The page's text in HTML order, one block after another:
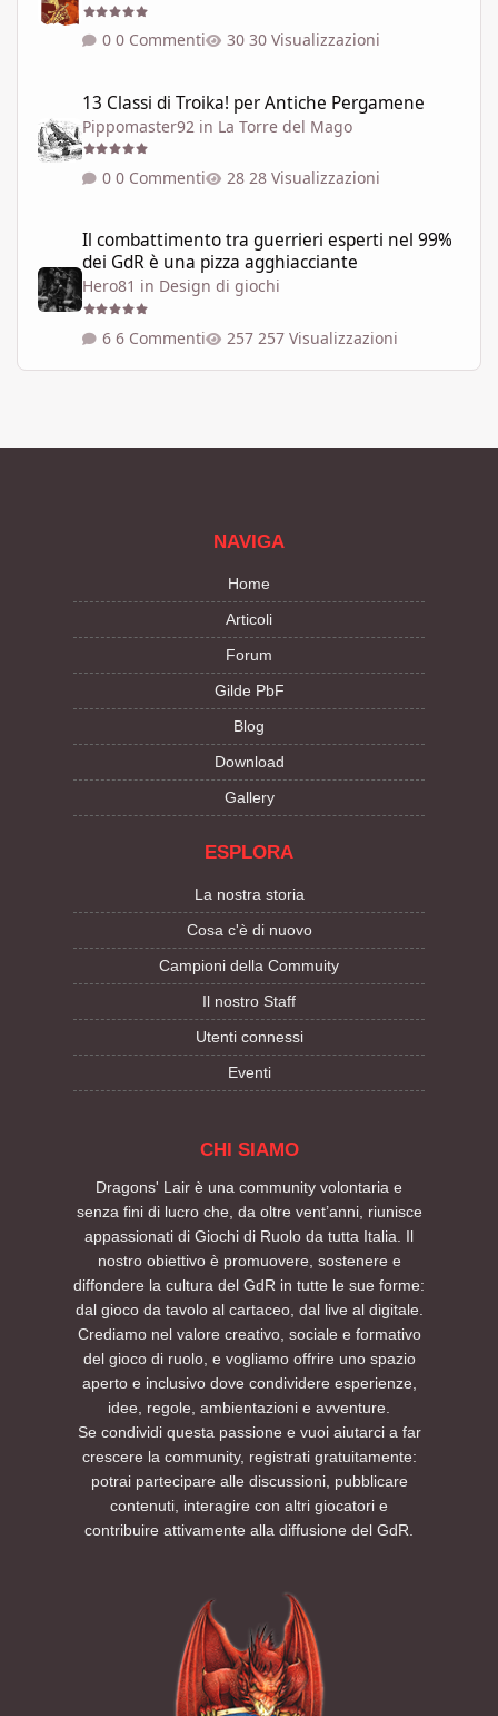
0 Commenti 30 Visualizzazioni
13 Classi di Troika! per Antiche Pergamene
Pippomaster92 in La Torre del Mago
0 Commenti 28 Visualizzazioni
Il combattimento tra guerrieri esperti nel 99%
dei GdR è una pizza agghiacciante
Hero81 in Design di giochi
6 Commenti 257 Visualizzazioni
NAVIGA
Home
Articoli
Forum
Gilde PbF
Blog
Download
Gallery
ESPLORA
La nostra storia
Cosa c'è di nuovo
Campioni della Commuity
Il nostro Staff
Utenti connessi
Eventi
CHI SIAMO
Dragons' Lair è una community volontaria e
senza fini di lucro che, da oltre vent’anni, riunisce
appassionati di Giochi di Ruolo da tutta Italia. Il
nostro obiettivo è promuovere, sostenere e
diffondere la cultura del GdR in tutte le sue forme:
dal gioco da tavolo al cartaceo, dal live al digitale.
Crediamo nel valore creativo, sociale e formativo
del gioco di ruolo, e vogliamo offrire uno spazio
aperto e inclusivo dove condividere esperienze,
idee, regole, ambientazioni e avventure.
Se condividi questa passione e vuoi aiutarci a far
crescere la community, registrati gratuitamente:
potrai partecipare alle discussioni, pubblicare
contenuti, interagire con altri giocatori e
contribuire attivamente alla diffusione del GdR.